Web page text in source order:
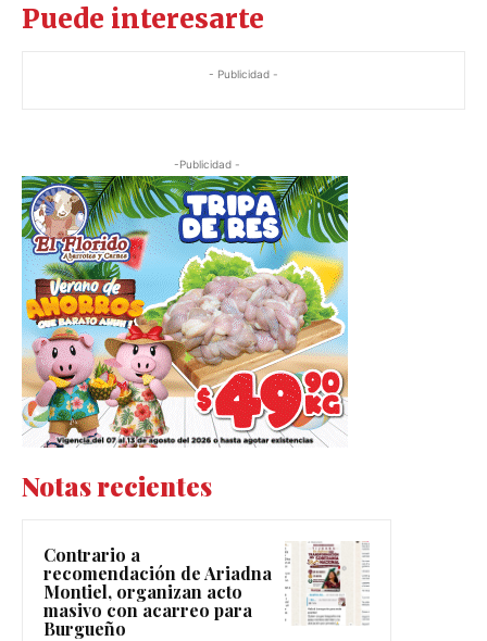
Puede interesarte
- Publicidad -
-Publicidad -
Notas recientes
Contrario a
recomendación de Ariadna
Montiel, organizan acto
masivo con acarreo para
Burgueño